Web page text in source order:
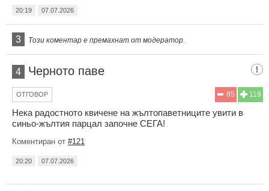
20:19 07.07.2026
3 Този коментар е премахнат от модератор.
4 Черното паве
119
85
ОТГОВОР
Нека радостното квичене на жълтопаветниците увити в
синьо-жълтия парцал започне СЕГА!
Коментиран от #121
20:20 07.07.2026